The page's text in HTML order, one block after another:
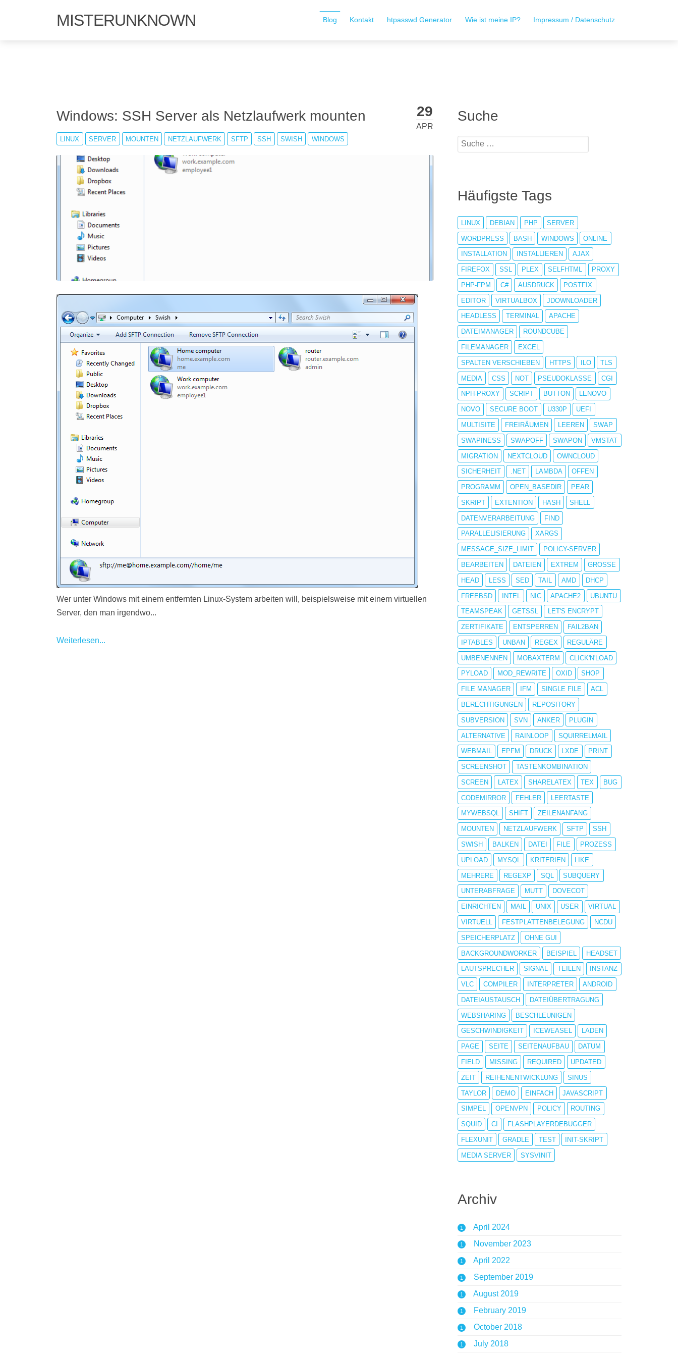
MISTERUNKNOWN Blog Kontakt htpasswd Generator Wie ist meine IP? Impressum / Datenschutz
29
APR
Windows: SSH Server als Netzlaufwerk mounten
LINUX SERVER MOUNTEN NETZLAUFWERK SFTP SSH SWISH WINDOWS
Wer unter Windows mit einem entfernten Linux-System arbeiten will, beispielsweise mit einem virtuellen
Server, den man irgendwo...
Weiterlesen...
Suche
Häufigste Tags
LINUX DEBIAN PHP SERVER
WORDPRESS BASH WINDOWS ONLINE
INSTALLATION INSTALLIEREN AJAX
FIREFOX SSL PLEX SELFHTML PROXY
PHP-FPM C# AUSDRUCK POSTFIX
EDITOR VIRTUALBOX JDOWNLOADER
HEADLESS TERMINAL APACHE
DATEIMANAGER ROUNDCUBE
FILEMANAGER EXCEL
SPALTEN VERSCHIEBEN HTTPS ILO TLS
MEDIA CSS NOT PSEUDOKLASSE CGI
NPH-PROXY SCRIPT BUTTON LENOVO
NOVO SECURE BOOT U330P UEFI
MULTISITE FREIRÄUMEN LEEREN SWAP
SWAPINESS SWAPOFF SWAPON VMSTAT
MIGRATION NEXTCLOUD OWNCLOUD
SICHERHEIT .NET LAMBDA OFFEN
PROGRAMM OPEN_BASEDIR PEAR
SKRIPT EXTENTION HASH SHELL
DATENVERARBEITUNG FIND
PARALLELISIERUNG XARGS
MESSAGE_SIZE_LIMIT POLICY-SERVER
BEARBEITEN DATEIEN EXTREM GROSSE
HEAD LESS SED TAIL AMD DHCP
FREEBSD INTEL NIC APACHE2 UBUNTU
TEAMSPEAK GETSSL LET'S ENCRYPT
ZERTIFIKATE ENTSPERREN FAIL2BAN
IPTABLES UNBAN REGEX REGULÄRE
UMBENENNEN MOBAXTERM CLICK'N'LOAD
PYLOAD MOD_REWRITE OXID SHOP
FILE MANAGER IFM SINGLE FILE ACL
BERECHTIGUNGEN REPOSITORY
SUBVERSION SVN ANKER PLUGIN
ALTERNATIVE RAINLOOP SQUIRRELMAIL
WEBMAIL EPFM DRUCK LXDE PRINT
SCREENSHOT TASTENKOMBINATION
SCREEN LATEX SHARELATEX TEX BUG
CODEMIRROR FEHLER LEERTASTE
MYWEBSQL SHIFT ZEILENANFANG
MOUNTEN NETZLAUFWERK SFTP SSH
SWISH BALKEN DATEI FILE PROZESS
UPLOAD MYSQL KRITERIEN LIKE
MEHRERE REGEXP SQL SUBQUERY
UNTERABFRAGE MUTT DOVECOT
EINRICHTEN MAIL UNIX USER VIRTUAL
VIRTUELL FESTPLATTENBELEGUNG NCDU
SPEICHERPLATZ OHNE GUI
BACKGROUNDWORKER BEISPIEL HEADSET
LAUTSPRECHER SIGNAL TEILEN INSTANZ
VLC COMPILER INTERPRETER ANDROID
DATEIAUSTAUSCH DATEIÜBERTRAGUNG
WEBSHARING BESCHLEUNIGEN
GESCHWINDIGKEIT ICEWEASEL LADEN
PAGE SEITE SEITENAUFBAU DATUM
FIELD MISSING REQUIRED UPDATED
ZEIT REIHENENTWICKLUNG SINUS
TAYLOR DEMO EINFACH JAVASCRIPT
SIMPEL OPENVPN POLICY ROUTING
SQUID CI FLASHPLAYERDEBUGGER
FLEXUNIT GRADLE TEST INIT-SKRIPT
MEDIA SERVER SYSVINIT
Archiv
1 April 2024
1 November 2023
1 April 2022
1 September 2019
1 August 2019
1 February 2019
1 October 2018
1
July 2018